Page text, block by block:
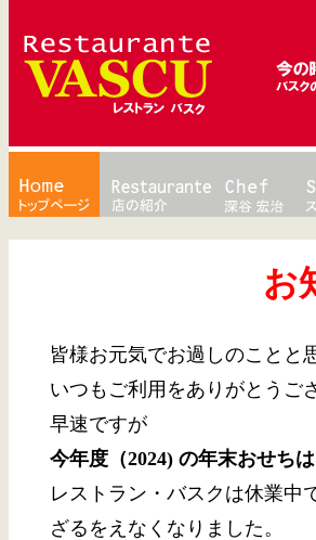
お
皆様お元気でお過しのことと
いつもご利用をありがとうご
早速ですが
今年度（2024) の年末おせち
レストラン・バスクは休業中
ざるをえなくなりました。